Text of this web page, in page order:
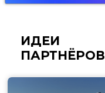
ИДЕИ
ПАРТНЁРОВ